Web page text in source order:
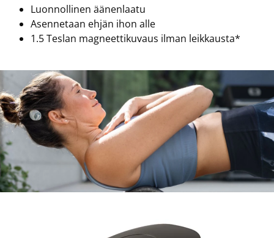
Luonnollinen äänenlaatu
Asennetaan ehjän ihon alle
1.5 Teslan magneettikuvaus ilman leikkausta*